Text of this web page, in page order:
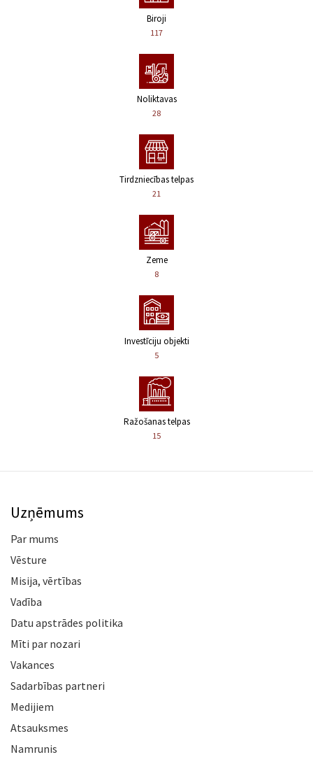
Biroji
117
Noliktavas
28
Tirdzniecības telpas
21
Zeme
8
Investīciju objekti
5
Ražošanas telpas
15
Uzņēmums
Par mums
Vēsture
Misija, vērtības
Vadība
Datu apstrādes politika
Mīti par nozari
Vakances
Sadarbības partneri
Medijiem
Atsauksmes
Namrunis